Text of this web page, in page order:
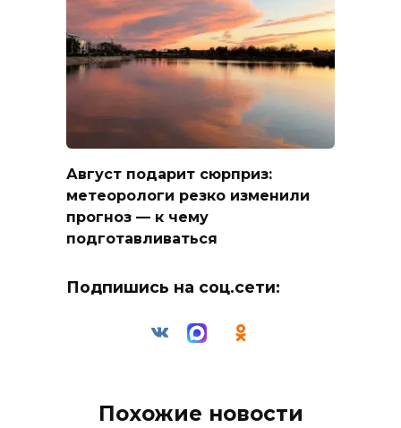
Август подарит сюрприз:
метеорологи резко изменили
прогноз — к чему
подготавливаться
Подпишись на соц.сети:
Похожие новости